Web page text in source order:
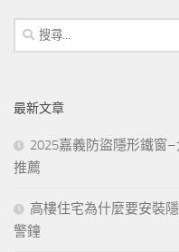
搜
尋
字:
最新文章
2025嘉義防盜隱形鐵窗
推薦
高樓住宅為什麼要安裝
警鐘